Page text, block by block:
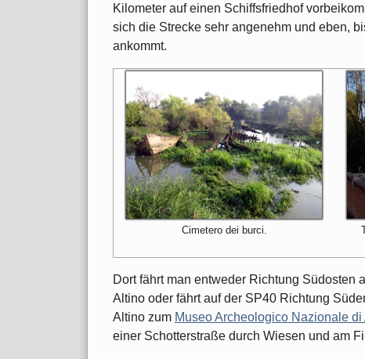
Kilometer auf einen Schiffsfriedhof
sich die Strecke sehr angenehm und eben,
ankommt.
Cimetero dei burci.
Dort fährt man entweder Richtung Südosten
Altino oder fährt auf der SP40 Richtung
Altino zum Museo Archeologico Nazionale di
einer Schotterstraße durch Wiesen und am